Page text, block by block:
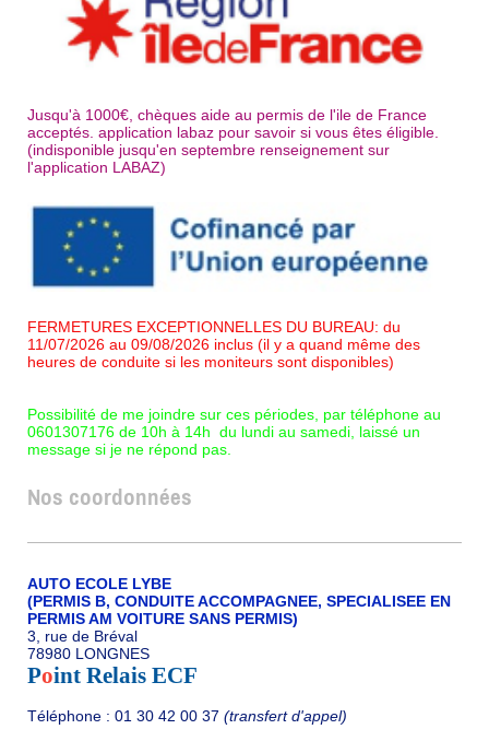
Jusqu'à 1000€, chèques aide au permis de l'ile de France
acceptés. application labaz pour savoir si vous êtes éligible.
(indisponible jusqu'en septembre renseignement sur
l'application LABAZ)
FERMETURES EXCEPTIONNELLES DU BUREAU: du
11/07/2026 au 09/08/2026 inclus (il y a quand même des
heures de conduite si les moniteurs sont disponibles)
Possibilité de me joindre sur ces périodes, par téléphone au
0601307176 de 10h à 14h du lundi au samedi, laissé un
message si je ne répond pas.
Nos coordonnées
AUTO ECOLE LYBE
(PERMIS B, CONDUITE ACCOMPAGNEE, SPECIALISEE EN
PERMIS AM VOITURE SANS PERMIS)
3, rue de Bréval
78980 LONGNES
Point Relais ECF
Téléphone : 01 30 42 00 37 (transfert d'appel)